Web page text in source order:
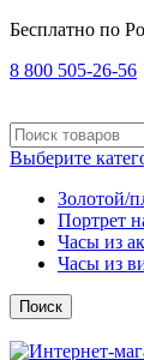
Бесплатно по
8 800 505-26-56
Выберите
Золотой/
Портрет
Часы из
Часы из
Поиск